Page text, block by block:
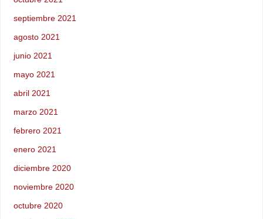
septiembre 2021
agosto 2021
junio 2021
mayo 2021
abril 2021
marzo 2021
febrero 2021
enero 2021
diciembre 2020
noviembre 2020
octubre 2020